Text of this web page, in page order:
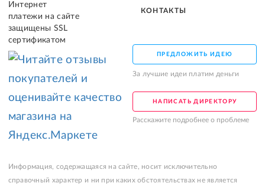
Интернет
платежи на сайте
защищены SSL
сертификатом
КОНТАКТЫ
ПРЕДЛОЖИТЬ ИДЕЮ
За лучшие идеи платим деньги
НАПИСАТЬ ДИРЕКТОРУ
Расскажите подробнее о проблеме
Информация, содержащаяся на сайте, носит исключительно
справочный характер и ни при каких обстоятельствах не является